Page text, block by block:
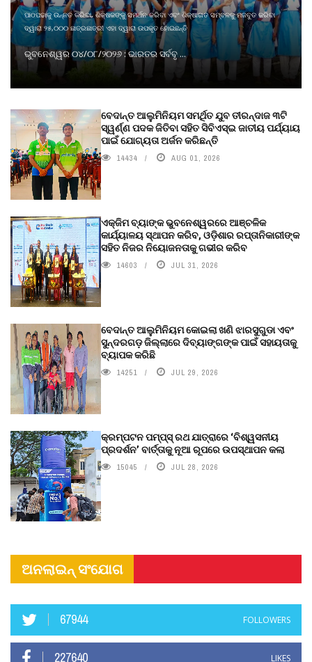
ପାଠପଢାକୁ ଉନ୍ନତ କରିବା, ଶିକ୍ଷକଙ୍କୁ ସମର୍ଥନ କରିବା ଏବଂ ଶିକ୍ଷାଗତ ସମ୍ବଳକୁ ମଜବୁତ କରିବା
ଦ୍ୱାରା ୨୫,୦୦୦ ଛାତ୍ରଛାତ୍ରୀ ଏହା ଦ୍ୱାରା ଉପକୃତ ହୋଇଛନ୍ତି
ଭୁବନେଶ୍ୱର ୦୪/୦୮/୨୦୨୬ : ଭାରତର ସର୍ବବୃ ...
ବେଦାନ୍ତ ଆଲୁମିନିୟମ ସମର୍ଥିତ ଯୁବ ତୀରନ୍ଦାଜ ୩ଟି
ସ୍ୱର୍ଣ୍ଣ ପଦକ ଜିତିବା ସହିତ ସିବିଏସ୍ଇ ଜାତୀୟ ପର୍ଯ୍ୟାୟ
ପାଇଁ ଯୋଗ୍ୟତା ଅର୍ଜନ କରିଛନ୍ତି
14434 AUG 01, 2026
ଏକ୍ଜିମ ବ୍ୟାଙ୍କ ଭୁବନେଶ୍ୱରରେ ଆଞ୍ଚଳିକ
କାର୍ଯ୍ୟାଳୟ ସ୍ଥାପନ କରିବ, ଓଡ଼ିଶାର ରପ୍ତାନିକାରୀଙ୍କ
ସହିତ ନିଜର ନିୟୋଜନତାକୁ ଗଭୀର କରିବ
14603 JUL 31, 2026
ବେଦାନ୍ତ ଆଲୁମିନିୟମ କୋଇଲା ଖଣି ଝାରସୁଗୁଡା ଏବଂ
ସୁନ୍ଦରଗଡ଼ ଜିଲ୍ଲାରେ ଦିବ୍ୟାଙ୍ଗଙ୍କ ପାଇଁ ସହାୟତାକୁ
ବ୍ୟାପକ କରିଛି
14251 JUL 29, 2026
କ୍ରମ୍ପଟନ ପମ୍ପ୍‌ସ୍‌ ରଥ ଯାତ୍ରାରେ ‘ବିଶ୍ୱସନୀୟ
ପ୍ରଦର୍ଶନ’ ବାର୍ତ୍ତାକୁ ନୂଆ ରୂପରେ ଉପସ୍ଥାପନ କଲା
15045 JUL 28, 2026
ଅନଲାଇନ୍ ସଂଯୋଗ
67944 FOLLOWERS
227640 LIKES